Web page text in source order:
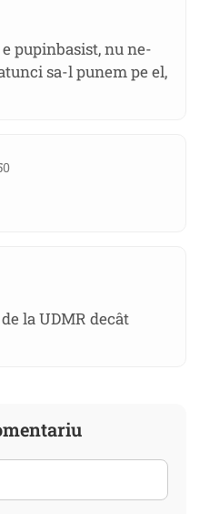
pupinbasist, nu ne-
sa-l punem pe el,
la UDMR decât